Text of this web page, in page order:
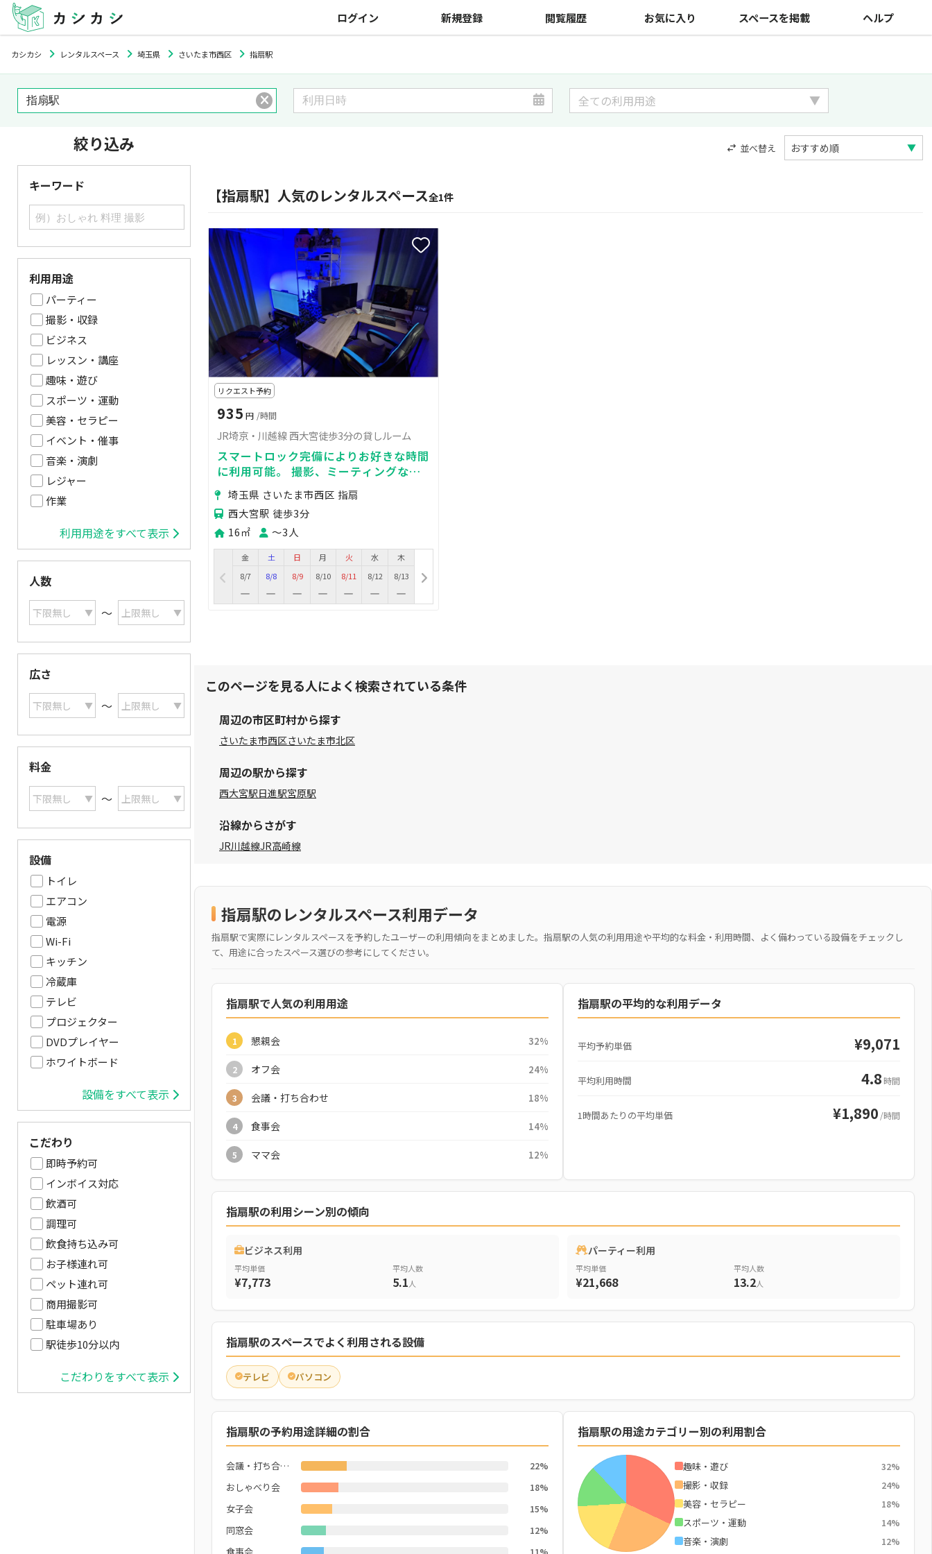
ログイン 新規登録 閲覧履歴 お気に入り スペースを掲載 ヘルプ
カシカシ レンタルスペース 埼玉県 さいたま市西区 指扇駅
絞り込み
キーワード
利用用途
パーティー
撮影・収録
ビジネス
レッスン・講座
趣味・遊び
スポーツ・運動
美容・セラピー
イベント・催事
音楽・演劇
レジャー
作業
利用用途をすべて表示
人数
〜
広さ
〜
料金
〜
設備
テレビ
キッチン
プロジェクター
ホワイトボード
DVDプレイヤー
トイレ
冷蔵庫
エアコン
電源
Wi-Fi
設備をすべて表示
こだわり
即時予約可
インボイス対応
駅徒歩10分以内
飲酒可
調理可
飲食持ち込み可
お子様連れ可
ペット連れ可
商用撮影可
駐車場あり
こだわりをすべて表示
並べ替え
【指扇駅】人気のレンタルスペース全1件
リクエスト予約
935 円 /時間
JR埼京・川越線 西大宮徒歩3分の貸しルーム
スマートロック完備によりお好きな時間
に利用可能。 撮影、ミーティングなど
に。埼玉県 さいたま市西区 指扇
西大宮駅 徒歩3分
16㎡
〜3人
金
8/7
土
8/8
日
8/9
月
8/10
火
8/11
水
8/12
木
8/13
このページを見る人によく検索されている条件
周辺の市区町村から探す
さいたま市西区さいたま市北区
周辺の駅から探す
西大宮駅日進駅宮原駅
沿線からさがす
JR川越線JR高崎線
指扇駅のレンタルスペース利用データ
指扇駅で実際にレンタルスペースを予約したユーザーの利用傾向をまとめました。指扇駅の人気の利用用途や平均的な料金・利用時間、よく備わっている設備をチェックし
て、用途に合ったスペース選びの参考にしてください。
指扇駅で人気の利用用途
1 懇親会 32%
2 オフ会 24%
3 会議・打ち合わせ 18%
4 食事会 14%
5 ママ会 12%
指扇駅の平均的な利用データ
平均予約単価 ¥9,071
平均利用時間 4.8時間
1時間あたりの平均単価 ¥1,890 /時間
指扇駅の利用シーン別の傾向
ビジネス利用
平均単価
¥7,773
平均人数
5.1人
パーティー利用
平均単価
¥21,668
平均人数
13.2人
指扇駅のスペースでよく利用される設備
テレビ パソコン
指扇駅の予約用途詳細の割合
会議・打ち合わせ 22%
おしゃべり会 18%
女子会 15%
同窓会 12%
指扇駅の用途カテゴリー別の利用割合
趣味・遊び 32%
撮影・収録 24%
美容・セラピー 18%
スポーツ・運動 14%
音楽・演劇 12%